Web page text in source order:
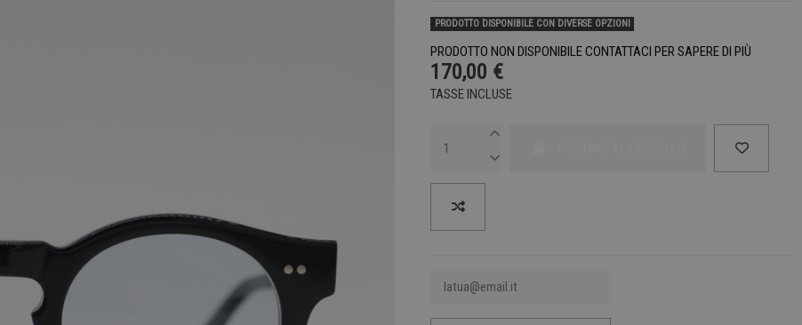
PRODOTTO DISPONIBILE CON DIVERSE OPZIONI
PRODOTTO NON DISPONIBILE CONTATTACI PER SAPERE DI PIÙ
170,00 €
TASSE INCLUSE